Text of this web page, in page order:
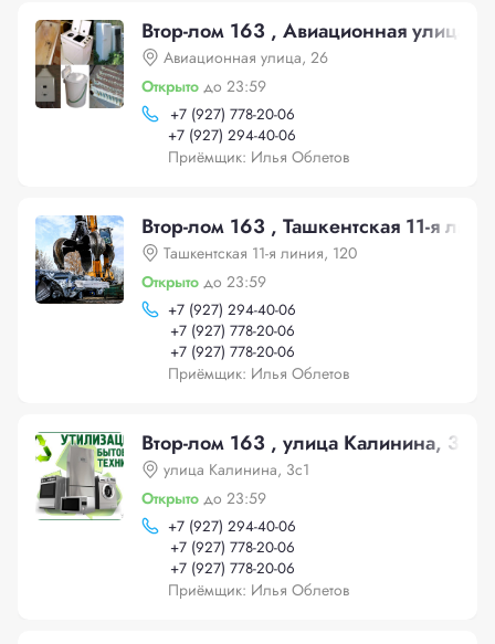
Втор-лом 163 , Авиационная улица,
Авиационная улица, 26
Открыто до 23:59
+7 (927) 778-20-06
+7 (927) 294-40-06
Приёмщик: Илья Облетов
Втор-лом 163 , Ташкентская 11-я
Ташкентская 11-я линия, 120
Открыто до 23:59
+7 (927) 294-40-06
+7 (927) 778-20-06
+7 (927) 778-20-06
Приёмщик: Илья Облетов
Втор-лом 163 , улица Калинина, 3с1
улица Калинина, 3с1
Открыто до 23:59
+7 (927) 294-40-06
+7 (927) 778-20-06
+7 (927) 778-20-06
Приёмщик: Илья Облетов